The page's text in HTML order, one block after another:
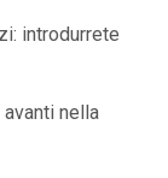
introdurrete
nella